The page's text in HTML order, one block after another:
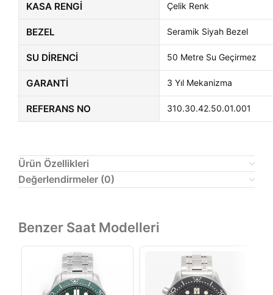
KASA RENGI Çelik Renk
BEZEL Seramik Siyah Bezel
SU DIRENCI 50 Metre Su Geçirmez
GARANTI 3 Yıl Mekanizma
REFERANS NO 310.30.42.50.01.001
Ürün Özellikleri
Değerlendirmeler (0)
Benzer Saat Modelleri